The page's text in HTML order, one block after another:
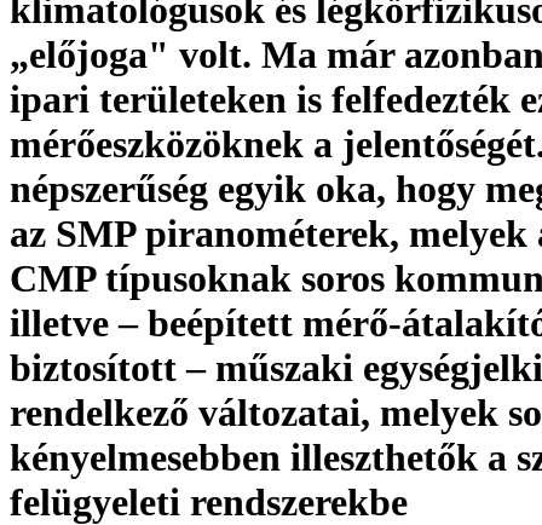
klimatológusok és
„előjoga" volt. Ma már
ipari területeken is felfedezték
mérőeszközöknek a
népszerűség egyik oka, hogy
az SMP piranométerek,
CMP típusoknak soros
illetve – be­épített mérő-
biztosított – műszaki
rendelkező változatai, melyek
kényelmesebben illeszthetők a
felügyeleti rendszerekbe